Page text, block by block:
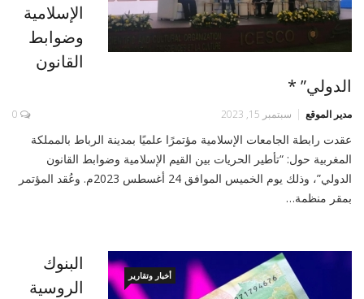
الإسلامية
وضوابط
القانون
الدولي” *
مدير الموقع سبتمبر 15, 2023 0
عقدت رابطة الجامعات الإسلامية مؤتمرًا علميًا بمدينة الرباط بالمملكة
المغربية حول: “تأطير الحريات بين القيم الإسلامية وضوابط القانون
الدولي”، وذلك يوم الخميس الموافق 24 أغسطس 2023م. وعُقد المؤتمر
بمقر منظمة…
أخبار وتقارير
البنوك
الروسية